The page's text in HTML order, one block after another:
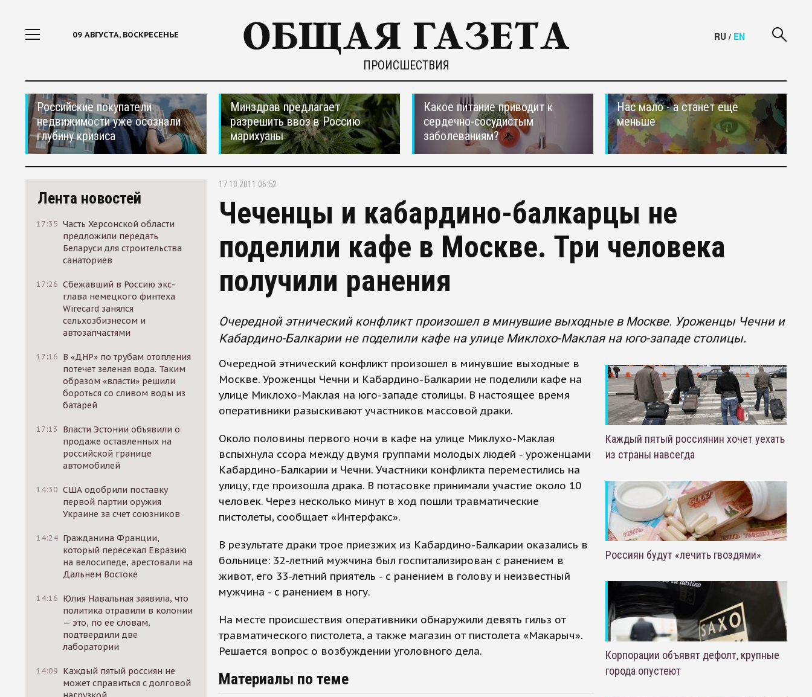
09 АВГУСТА, ВОСКРЕСЕНЬЕ
ПРОИСШЕСТВИЯ
RU / EN
Российские покупатели
недвижимости уже осознали
глубину кризиса
Минздрав предлагает
разрешить ввоз в Россию
марихуаны
Какое питание приводит к
сердечно-сосудистым
заболеваниям?
Нас мало - а станет еще
меньше
Лента новостей
17:35 Часть Херсонской области
предложили передать
Беларуси для строительства
санаториев
17:26 Сбежавший в Россию экс-
глава немецкого финтеха
Wirecard занялся
сельхозбизнесом и
автозапчастями
17:16 В «ДНР» по трубам отопления
потечет зеленая вода. Таким
образом «власти» решили
бороться со сливом воды из
батарей
17:13
Власти Эстонии объявили о
продаже оставленных на
российской границе
автомобилей
14:30 США одобрили поставку
первой партии оружия
Украине за счет союзников
14:24 Гражданина Франции,
который пересекал Евразию
на велосипеде, арестовали на
Дальнем Востоке
14:16 Юлия Навальная заявила, что
политика отравили в колонии
— это, по ее словам,
подтвердили две
лаборатории
14:09 Каждый пятый россиян не
может справиться с долговой
17.10.2011 06:52
Чеченцы и кабардино-балкарцы не
поделили кафе в Москве. Три человека
получили ранения
Очередной этнический конфликт произошел в минувшие выходные в Москве. Уроженцы Чечни и
Кабардино-Балкарии не поделили кафе на улице Миклохо-Маклая на юго-западе столицы.
Очередной этнический конфликт произошел в минувшие выходные в
Москве. Уроженцы Чечни и Кабардино-Балкарии не поделили кафе на
улице Миклохо-Маклая на юго-западе столицы. В настоящее время
оперативники разыскивают участников массовой драки.
Около половины первого ночи в кафе на улице Миклухо-Маклая
вспыхнула ссора между двумя группами молодых людей - уроженцами
Кабардино-Балкарии и Чечни. Участники конфликта переместились на
улицу, где произошла драка. В потасовке принимали участие около 10
человек. Через несколько минут в ход пошли травматические
пистолеты, сообщает «Интерфакс».
В результате драки трое приезжих из Кабардино-Балкарии оказались в
больнице: 32-летний мужчина был госпитализирован с ранением в
живот, его 33-летний приятель - с ранением в голову и неизвестный
мужчина - с ранением в ногу.
На месте происшествия оперативники обнаружили девять гильз от
травматического пистолета, а также магазин от пистолета «Макарыч».
Решается вопрос о возбуждении уголовного дела.
Материалы по теме
Каждый пятый россиянин хочет уехать
из страны навсегда
Россиян будут «лечить гвоздями»
Корпорации объявят дефолт, крупные
города опустеют